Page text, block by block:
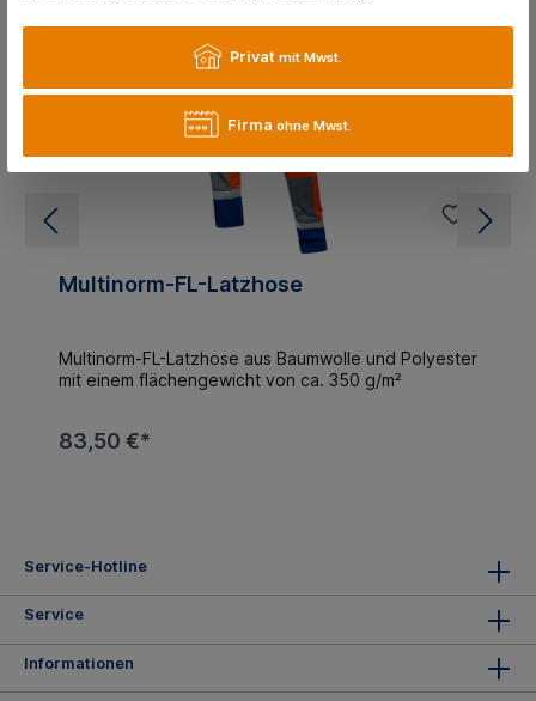
Multinorm-FL-Latzhose
Multinorm-FL-Latzhose aus Baumwolle und Polyester
mit einem flächengewicht von ca. 350 g/m²
83,50 €*
Service-Hotline
Service
Informationen
Privat mit Mwst.
Firma ohne Mwst.